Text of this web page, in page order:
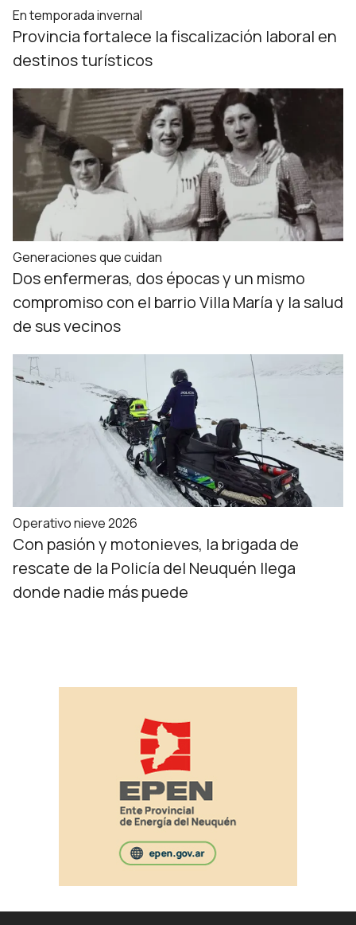
En temporada invernal
Provincia fortalece la fiscalización laboral en
destinos turísticos
Generaciones que cuidan
Dos enfermeras, dos épocas y un mismo
compromiso con el barrio Villa María y la salud
de sus vecinos
Operativo nieve 2026
Con pasión y motonieves, la brigada de
rescate de la Policía del Neuquén llega
donde nadie más puede